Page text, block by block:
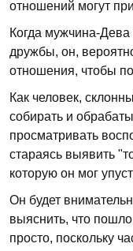
отношений могут
Когда мужчина-
дружбы, он,
отношения, чтобы
Как человек,
собирать и
просматривать
стараясь выявить
которую он мог
Он будет
выяснить, что
просто, поскольку